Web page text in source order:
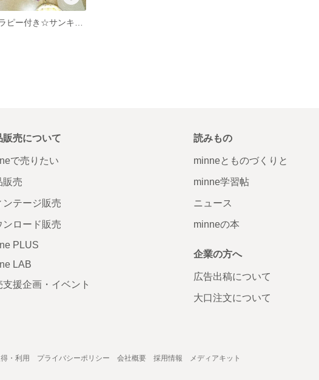
販売について
で売りたい
販売
ンテージ販売
ンロード販売
PLUS
LAB
支援企画・イベント
読みもの
minneとものづくりと
minne学習帖
ニュース
minneの本
企業の方へ
広告出稿について
大口注文について
・利用 プライバシーポリシー 会社概要 採用情報 メディアキット